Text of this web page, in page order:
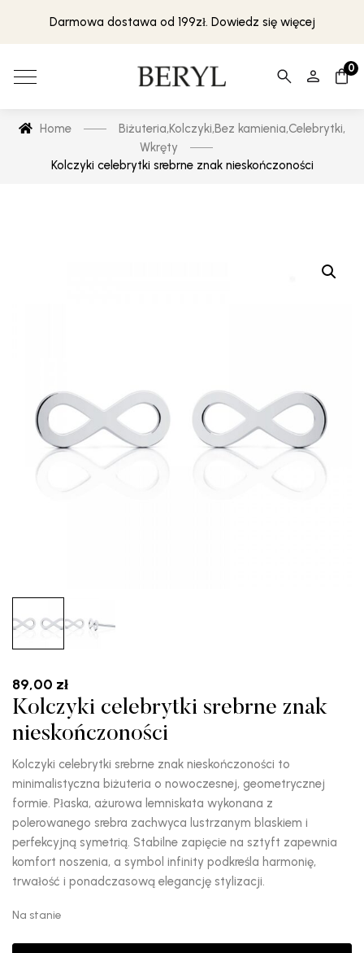
Darmowa dostawa od 199zł. Dowiedz się więcej
0
Home Biżuteria,Kolczyki,Bez kamienia,Celebrytki,
Wkręty
Kolczyki celebrytki srebrne znak nieskończoności
89,00 zł
Kolczyki celebrytki srebrne znak
nieskończoności
Kolczyki celebrytki srebrne znak nieskończoności to
minimalistyczna biżuteria o nowoczesnej, geometrycznej
formie. Płaska, ażurowa lemniskata wykonana z
polerowanego srebra zachwyca lustrzanym blaskiem i
perfekcyjną symetrią. Stabilne zapięcie na sztyft zapewnia
komfort noszenia, a symbol infinity podkreśla harmonię,
trwałość i ponadczasową elegancję stylizacji.
Na stanie